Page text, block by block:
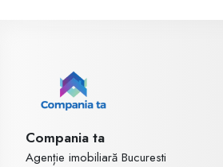
Compania ta
Agenție imobiliară Bucuresti